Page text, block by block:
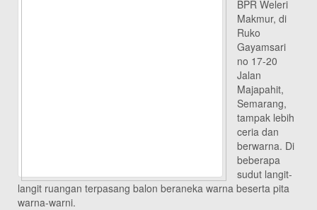
BPR Weleri
Makmur, di
Ruko
Gayamsari
no 17-20
Jalan
Majapahit,
Semarang,
tampak lebih
ceria dan
berwarna. Di
beberapa
sudut langit-
langit ruangan terpasang balon beraneka warna beserta pita
warna-warni.